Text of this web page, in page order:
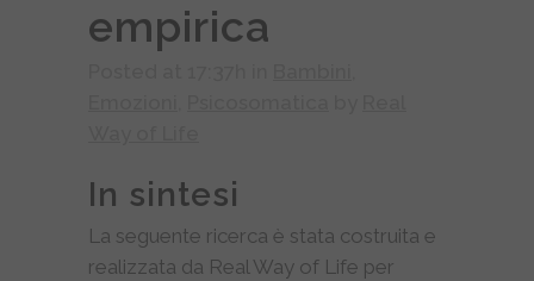
empirica
In sintesi
La seguente ricerca è stata costruita e
realizzata da Real Way of Life per